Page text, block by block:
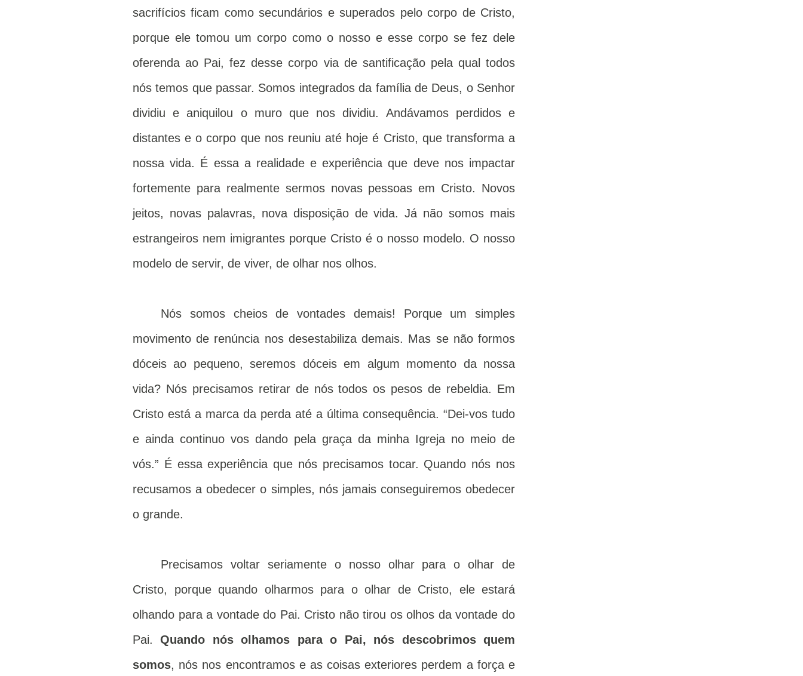
sacrifícios ficam como secundários e superados pelo corpo de Cristo,
porque ele tomou um corpo como o nosso e esse corpo se fez dele
oferenda ao Pai, fez desse corpo via de santificação pela qual todos
nós temos que passar. Somos integrados da família de Deus, o Senhor
dividiu e aniquilou o muro que nos dividiu. Andávamos perdidos e
distantes e o corpo que nos reuniu até hoje é Cristo, que transforma a
nossa vida. É essa a realidade e experiência que deve nos impactar
fortemente para realmente sermos novas pessoas em Cristo. Novos
jeitos, novas palavras, nova disposição de vida. Já não somos mais
estrangeiros nem imigrantes porque Cristo é o nosso modelo. O nosso
modelo de servir, de viver, de olhar nos olhos.
Nós somos cheios de vontades demais! Porque um simples
movimento de renúncia nos desestabiliza demais. Mas se não formos
dóceis ao pequeno, seremos dóceis em algum momento da nossa
vida? Nós precisamos retirar de nós todos os pesos de rebeldia. Em
Cristo está a marca da perda até a última consequência. “Dei-vos tudo
e ainda continuo vos dando pela graça da minha Igreja no meio de
vós.” É essa experiência que nós precisamos tocar. Quando nós nos
recusamos a obedecer o simples, nós jamais conseguiremos obedecer
o grande.
Precisamos voltar seriamente o nosso olhar para o olhar de
Cristo, porque quando olharmos para o olhar de Cristo, ele estará
olhando para a vontade do Pai. Cristo não tirou os olhos da vontade do
Pai.Quando nós olhamos para o Pai, nós descobrimos quem
somos, nós nos encontramos e as coisas exteriores perdem a força e